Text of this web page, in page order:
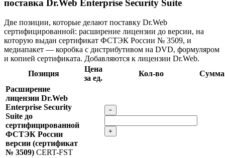
поставка Dr.Web Enterprise Security Suite
Две позиции, которые делают поставку Dr.Web
сертифицированной: расширение лицензии до версии, на
которую выдан сертификат ФСТЭК России № 3509, и
медиапакет — коробка с дистрибутивом на DVD, формуляром
и копией сертификата. Добавляются к лицензии Dr.Web.
Позиция
Цена
за ед.
Кол-во
Сумма
Расширение
лицензии Dr.Web
Enterprise Security
Suite до
сертифицированной
ФСТЭК России
версии (сертификат
№ 3509) CERT-FST
−
+